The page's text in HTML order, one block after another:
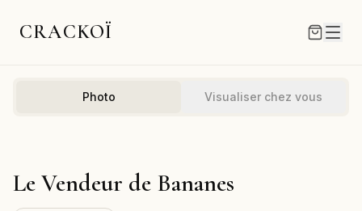
CRACKOÏ
Photo Visualiser chez vous
Le Vendeur de Bananes